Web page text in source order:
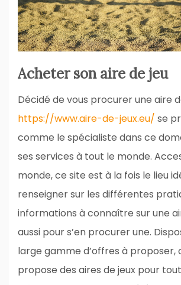
Acheter son aire de jeu
Décidé de vous procurer une aire
https://www.aire-de-jeux.eu/ se
comme le spécialiste dans ce
ses services à tout le monde.
monde, ce site est à la fois le lieu
renseigner sur les différentes
informations à connaître sur une
aussi pour s’en procurer une.
large gamme d’offres à proposer,
propose des aires de jeux pour